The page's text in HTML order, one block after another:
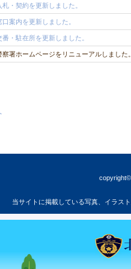
札・契約を更新しました。
口案内を更新しました。
番・駐在所を更新しました。
察署ホームページをリニューアルしました。
当サイトに掲載している写真、イラス